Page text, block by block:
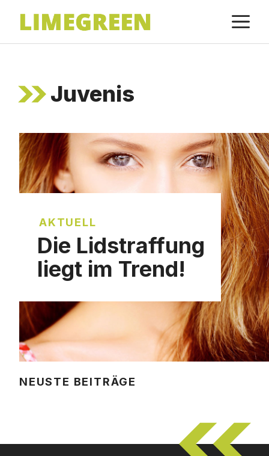
Inhalt
springen
Juvenis
AKTUELL
Die Lidstraffung
liegt im Trend!
NEUSTE BEITRÄGE